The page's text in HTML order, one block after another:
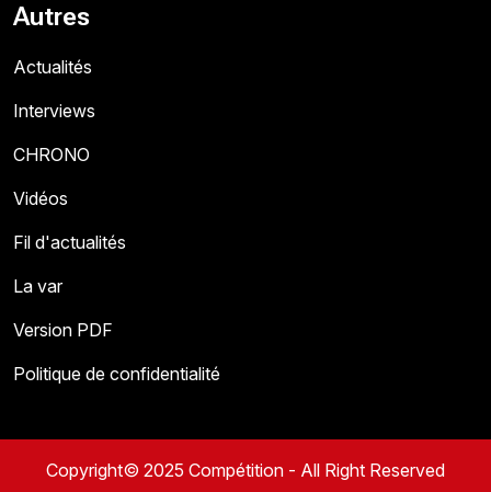
Autres
Actualités
Interviews
CHRONO
Vidéos
Fil d'actualités
La var
Version PDF
Politique de confidentialité
Copyright© 2025 Compétition - All Right Reserved